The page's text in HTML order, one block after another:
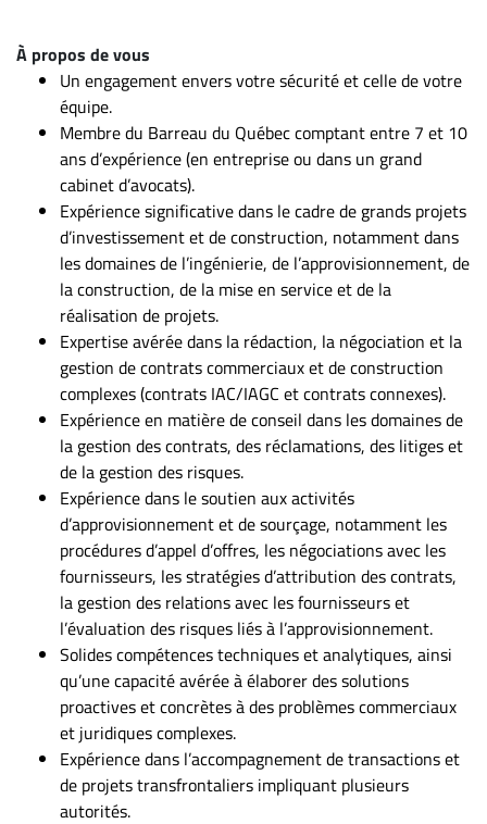
À propos de vous
Un engagement envers votre sécurité et celle de votre
équipe.
Membre du Barreau du Québec comptant entre 7 et 10
ans d’expérience (en entreprise ou dans un grand
cabinet d’avocats).
Expérience significative dans le cadre de grands projets
d’investissement et de construction, notamment dans
les domaines de l’ingénierie, de l’approvisionnement, de
la construction, de la mise en service et de la
réalisation de projets.
Expertise avérée dans la rédaction, la négociation et la
gestion de contrats commerciaux et de construction
complexes (contrats IAC/IAGC et contrats connexes).
Expérience en matière de conseil dans les domaines de
la gestion des contrats, des réclamations, des litiges et
de la gestion des risques.
Expérience dans le soutien aux activités
d’approvisionnement et de sourçage, notamment les
procédures d’appel d’offres, les négociations avec les
fournisseurs, les stratégies d’attribution des contrats,
la gestion des relations avec les fournisseurs et
l’évaluation des risques liés à l’approvisionnement.
Solides compétences techniques et analytiques, ainsi
qu’une capacité avérée à élaborer des solutions
proactives et concrètes à des problèmes commerciaux
et juridiques complexes.
Expérience dans l’accompagnement de transactions et
de projets transfrontaliers impliquant plusieurs
autorités.